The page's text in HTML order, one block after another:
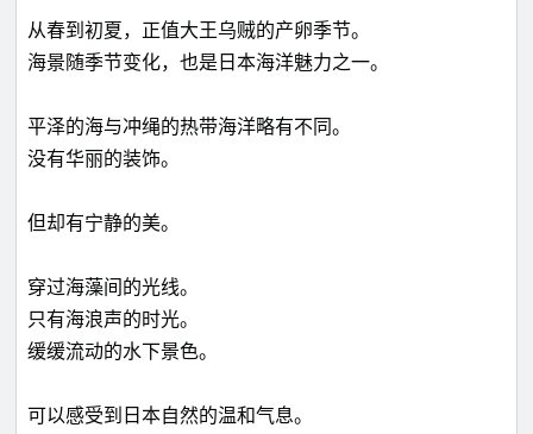
从春到初夏，正值大王乌贼的产卵季节。
海景随季节变化，也是日本海洋魅力之一。
平泽的海与冲绳的热带海洋略有不同。
没有华丽的装饰。
但却有宁静的美。
穿过海藻间的光线。
只有海浪声的时光。
缓缓流动的水下景色。
可以感受到日本自然的温和气息。